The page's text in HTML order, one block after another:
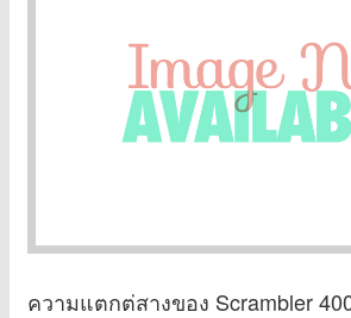
ความแตกต่สางของ Scrambler